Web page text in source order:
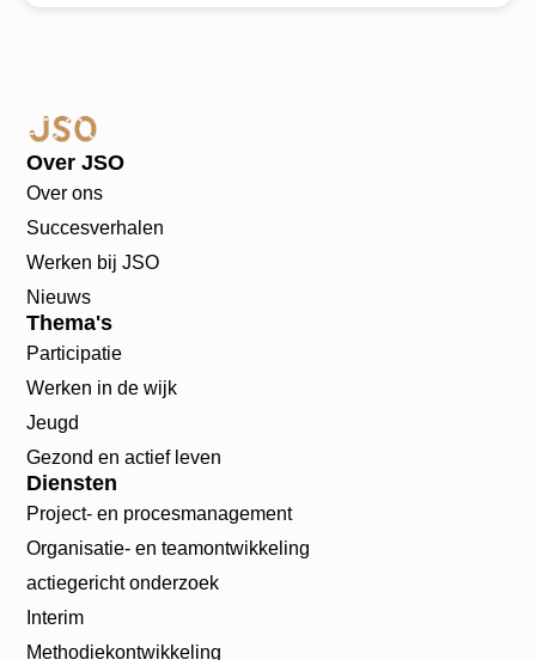
Over JSO
Over ons
Succesverhalen
Werken bij JSO
Nieuws
Thema's
Participatie
Werken in de wijk
Jeugd
Gezond en actief leven
Diensten
Project- en procesmanagement
Organisatie- en teamontwikkeling
actiegericht onderzoek
Interim
Methodiekontwikkeling